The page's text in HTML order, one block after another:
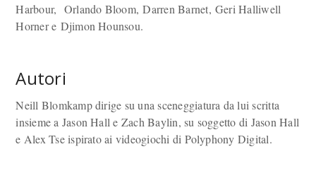
Harbour, Orlando Bloom, Darren Barnet, Geri Halliwell
Horner e Djimon Hounsou.
Autori
Neill Blomkamp dirige su una sceneggiatura da lui scritta
insieme a Jason Hall e Zach Baylin, su soggetto di Jason Hall
e Alex Tse ispirato ai videogiochi di Polyphony Digital.